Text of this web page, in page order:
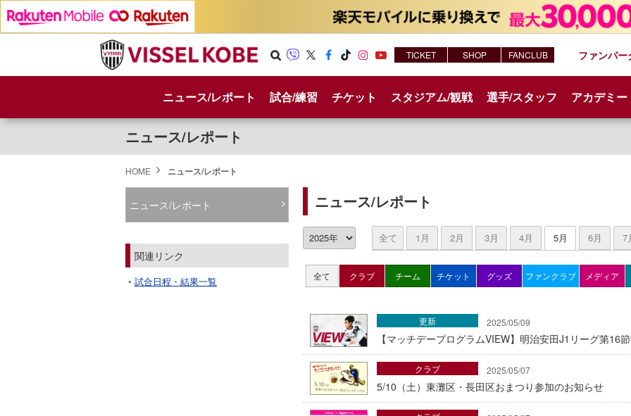
h
am e
ニュース/レポート 試合/練習 チケット スタジアム/観戦 選手/スタッフ アカデミー
ファンパー
TICKET SHOP FANCLUB
ニュース/レポート
HOME ニュース/レポート
ニュース/レポート
全て 1月 2月 3月 4月 5月 6月 7
全て クラブ チーム チケット グッズ ファンクラブ メディア
2025/05/09
【マッチデープログラムVIEW】明治安田J1リーグ第16
更新
2025/05/07
5/10（土）東灘区・長田区おまつり参加のお知らせ
クラブ
ニュース/レポート
関連リンク
試合日程・結果一覧